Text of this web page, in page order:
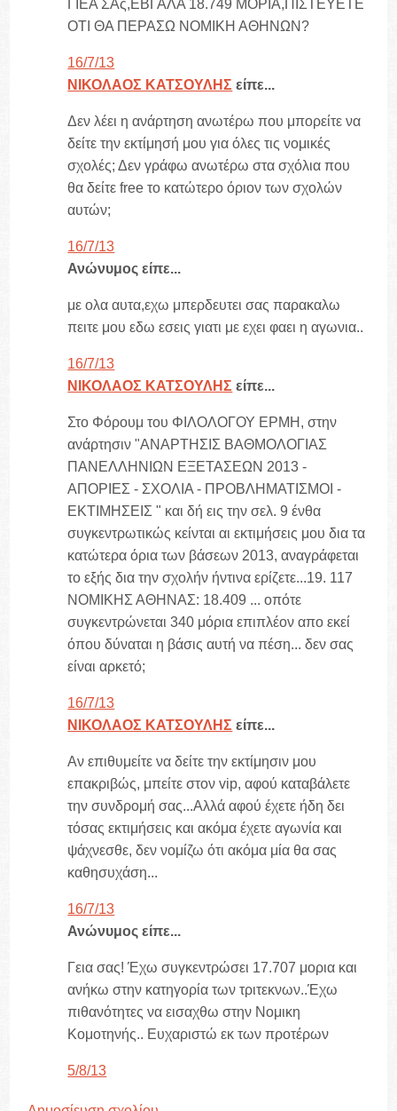
ΓΙΕΑ ΣΑς,ΕΒΓΑΛΑ 18.749 ΜΟΡΙΑ,ΠΙΣΤΕΥΕΤΕ
ΟΤΙ ΘΑ ΠΕΡΑΣΩ ΝΟΜΙΚΗ ΑΘΗΝΩΝ?
16/7/13
ΝΙΚΟΛΑΟΣ ΚΑΤΣΟΥΛΗΣ είπε...
Δεν λέει η ανάρτηση ανωτέρω που μπορείτε να
δείτε την εκτίμησή μου για όλες τις νομικές
σχολές; Δεν γράφω ανωτέρω στα σχόλια που
θα δείτε free το κατώτερο όριον των σχολών
αυτών;
16/7/13
Ανώνυμος είπε...
με ολα αυτα,εχω μπερδευτει σας παρακαλω
πειτε μου εδω εσεις γιατι με εχει φαει η αγωνια..
16/7/13
ΝΙΚΟΛΑΟΣ ΚΑΤΣΟΥΛΗΣ είπε...
Στο Φόρουμ του ΦΙΛΟΛΟΓΟΥ ΕΡΜΗ, στην
ανάρτησιν "ΑΝΑΡΤΗΣΙΣ ΒΑΘΜΟΛΟΓΙΑΣ
ΠΑΝΕΛΛΗΝΙΩΝ ΕΞΕΤΑΣΕΩΝ 2013 -
ΑΠΟΡΙΕΣ - ΣΧΟΛΙΑ - ΠΡΟΒΛΗΜΑΤΙΣΜΟΙ -
ΕΚΤΙΜΗΣΕΙΣ " και δή εις την σελ. 9 ένθα
συγκεντρωτικώς κείνται αι εκτιμήσεις μου δια τα
κατώτερα όρια των βάσεων 2013, αναγράφεται
το εξής δια την σχολήν ήντινα ερίζετε...19. 117
ΝΟΜΙΚΗΣ ΑΘΗΝΑΣ: 18.409 ... οπότε
συγκεντρώνεται 340 μόρια επιπλέον απο εκεί
όπου δύναται η βάσις αυτή να πέση... δεν σας
είναι αρκετό;
16/7/13
ΝΙΚΟΛΑΟΣ ΚΑΤΣΟΥΛΗΣ είπε...
Αν επιθυμείτε να δείτε την εκτίμησιν μου
επακριβώς, μπείτε στον vip, αφού καταβάλετε
την συνδρομή σας...Αλλά αφού έχετε ήδη δει
τόσας εκτιμήσεις και ακόμα έχετε αγωνία και
ψάχνεσθε, δεν νομίζω ότι ακόμα μία θα σας
καθησυχάση...
16/7/13
Ανώνυμος είπε...
Γεια σας! Έχω συγκεντρώσει 17.707 μορια και
ανήκω στην κατηγορία των τριτεκνων..Έχω
πιθανότητες να εισαχθω στην Νομικη
Κομοτηνής.. Ευχαριστώ εκ των προτέρων
5/8/13